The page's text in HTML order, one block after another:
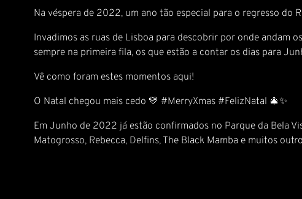
Na véspera de 2022, um ano tão especial para o regresso do
Invadimos as ruas de Lisboa para descobrir por onde andam
sempre na primeira fila, os que estão a contar os dias para
Vê como foram estes momentos aqui!
O Natal chegou mais cedo 💛 #MerryXmas #FelizNatal 🎄✨
Em Junho de 2022 já estão confirmados no Parque da Bela
Matogrosso, Rebecca, Delfins, The Black Mamba e muitos